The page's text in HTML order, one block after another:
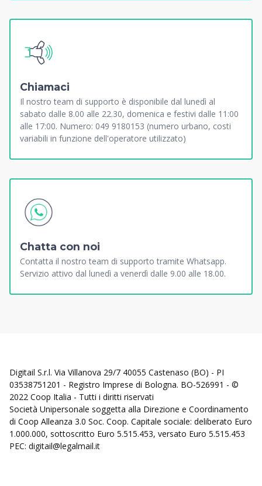
Chiamaci
Il nostro team di supporto è disponibile dal lunedì al
sabato dalle 8.00 alle 22.30, domenica e festivi dalle 11:00
alle 17:00. Numero: 049 9180153 (numero urbano, costi
variabili in funzione dell'operatore utilizzato)
Chatta con noi
Contatta il nostro team di supporto tramite Whatsapp.
Servizio attivo dal lunedì a venerdì dalle 9.00 alle 18.00.
Digitail S.r.l. Via Villanova 29/7 40055 Castenaso (BO) - PI
03538751201 - Registro Imprese di Bologna. BO-526991 - ©
2022 Coop Italia - Tutti i diritti riservati
Società Unipersonale soggetta alla Direzione e Coordinamento
di Coop Alleanza 3.0 Soc. Coop. Capitale sociale: deliberato Euro
1.000.000, sottoscritto Euro 5.515.453, versato Euro 5.515.453
PEC: digitail@legalmail.it